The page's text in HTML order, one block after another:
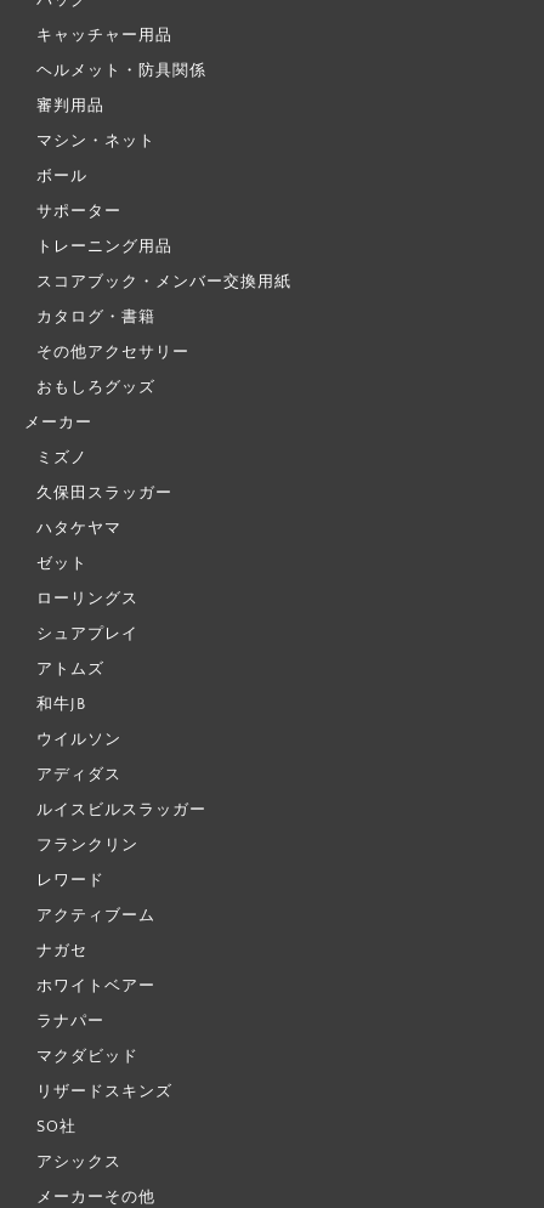
キャッチャー用品
ヘルメット・防具関係
審判用品
マシン・ネット
ボール
サポーター
トレーニング用品
スコアブック・メンバー交換用紙
カタログ・書籍
その他アクセサリー
おもしろグッズ
メーカー
ミズノ
久保田スラッガー
ハタケヤマ
ゼット
ローリングス
シュアプレイ
アトムズ
和牛JB
ウイルソン
アディダス
ルイスビルスラッガー
フランクリン
レワード
アクティブーム
ナガセ
ホワイトベアー
ラナパー
マクダビッド
リザードスキンズ
SO社
アシックス
メーカーその他